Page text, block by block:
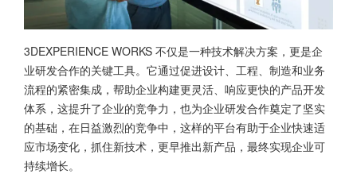
3DEXPERIENCE WORKS 不仅是一种技术解决方案，更是企
业研发合作的关键工具。它通过促进设计、工程、制造和业务
流程的紧密集成，帮助企业构建更灵活、响应更快的产品开发
体系，这提升了企业的竞争力，也为企业研发合作奠定了坚实
的基础，在日益激烈的竞争中，这样的平台有助于企业快速适
应市场变化，抓住新技术，更早推出新产品，最终实现企业可
持续增长。